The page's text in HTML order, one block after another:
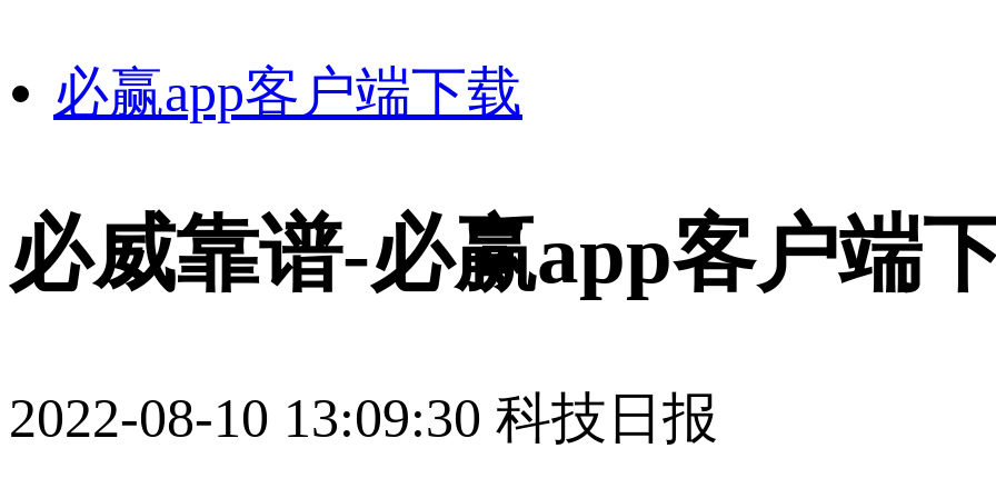
必赢app客户端下载
必威靠谱-必赢app客户端
2022-08-10 13:09:30 科技日报